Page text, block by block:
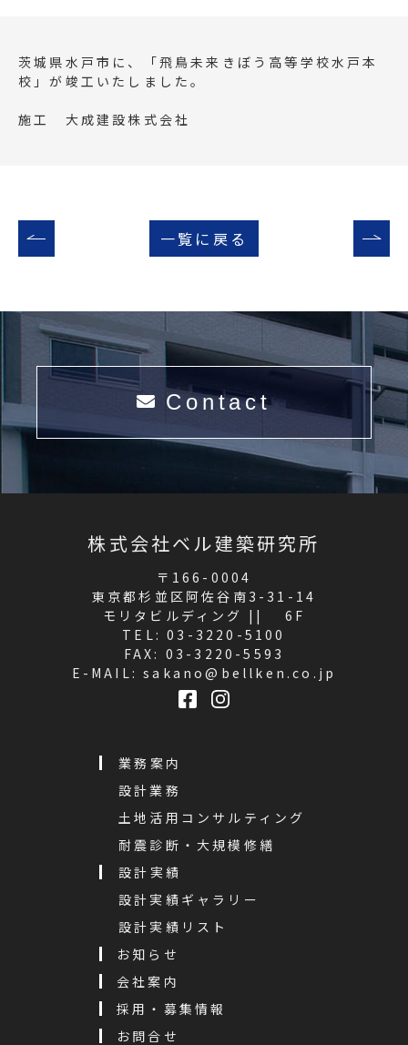
茨城県水戸市に、「飛鳥未来きぼう高等学校水戸本
校」が竣工いたしました。
施工 大成建設株式会社
一覧に戻る
Contact
株式会社ベル建築研究所
〒166-0004
東京都杉並区阿佐谷南3-31-14
モリタビルディング || 6F
TEL:03-3220-5100
FAX: 03-3220-5593
E-MAIL:sakano@bellken.co.jp
業務案内
設計業務
土地活用コンサルティング
耐震診断・大規模修繕
設計実績
設計実績ギャラリー
設計実績リスト
お知らせ
会社案内
採用・募集情報
お問合せ